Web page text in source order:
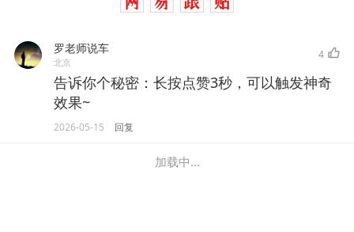
罗老师说车
北京
4
告诉你个秘密：长按点赞3秒，可以触发神奇
效果~
2026-05-15 回复
加载中...